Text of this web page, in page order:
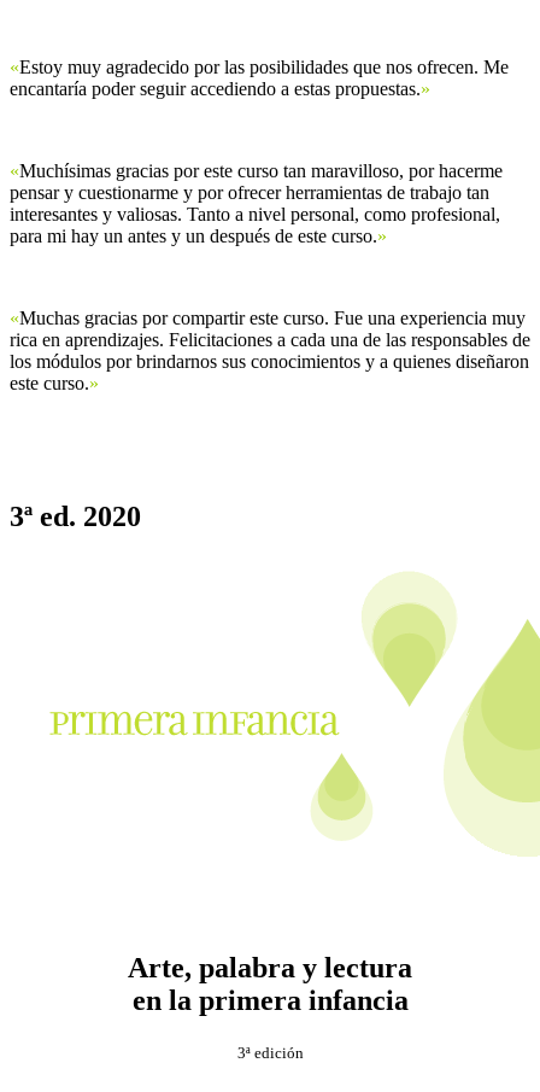
«Estoy muy agradecido por las posibilidades que nos ofrecen. Me
encantaría poder seguir accediendo a estas propuestas.»
«Muchísimas gracias por este curso tan maravilloso, por hacerme
pensar y cuestionarme y por ofrecer herramientas de trabajo tan
interesantes y valiosas. Tanto a nivel personal, como profesional,
para mi hay un antes y un después de este curso.»
«Muchas gracias por compartir este curso. Fue una experiencia muy
rica en aprendizajes. Felicitaciones a cada una de las responsables de
los módulos por brindarnos sus conocimientos y a quienes diseñaron
este curso.»
3ª ed. 2020
Arte, palabra y lectura
en la primera infancia
3ª edición